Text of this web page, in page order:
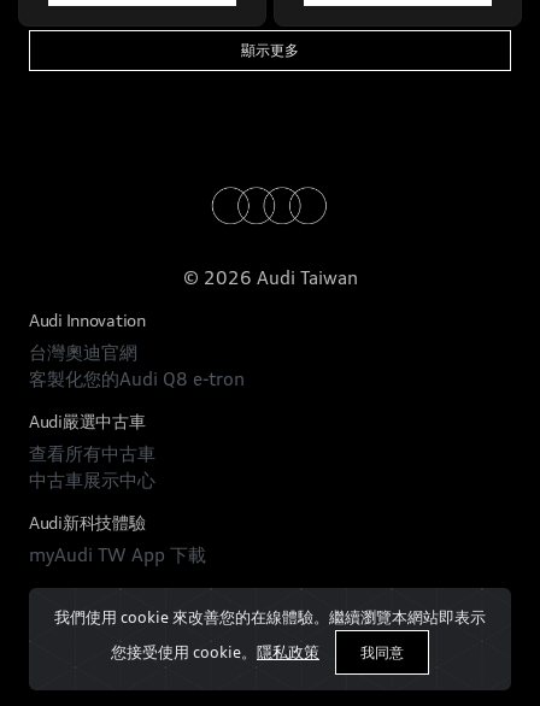
顯示更多
© 2026 Audi Taiwan
Audi Innovation
台灣奧迪官網
客製化您的Audi Q8 e-tron
Audi嚴選中古車
查看所有中古車
中古車展示中心
Audi新科技體驗
myAudi TW App 下載
我們使用 cookie 來改善您的在線體驗。繼續瀏覽本網站即表示
您接受使用 cookie。 隱私政策 我同意